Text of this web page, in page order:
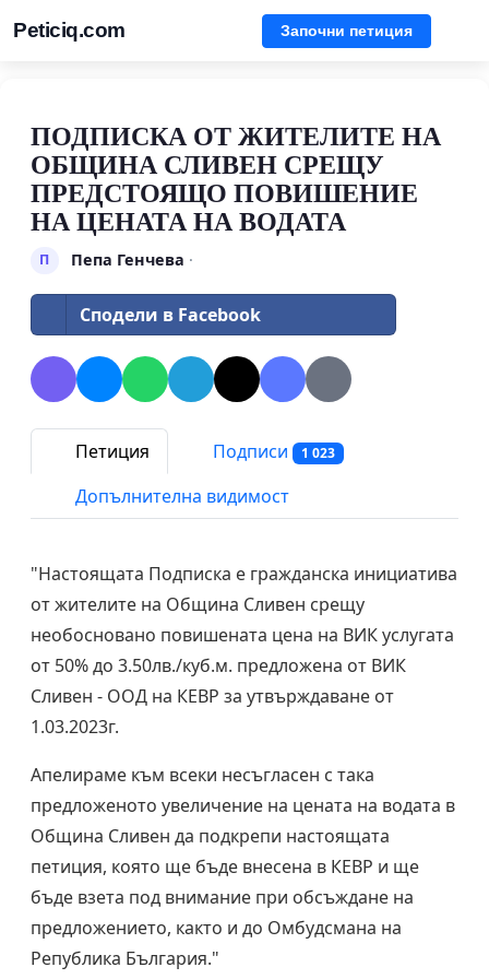
Peticiq.com Започни петиция
ПОДПИСКА ОТ ЖИТЕЛИТЕ НА
ОБЩИНА СЛИВЕН СРЕЩУ
ПРЕДСТОЯЩО ПОВИШЕНИЕ
НА ЦЕНАТА НА ВОДАТА
П Пепа Генчева ·
Сподели в Facebook
Петиция Подписи 1 023
Допълнителна видимост
"Настоящата Подписка е гражданска инициатива
от жителите на Община Сливен срещу
необосновано повишената цена на ВИК услугата
от 50% до 3.50лв./куб.м. предложена от ВИК
Сливен - ООД на КЕВР за утвърждаване от
1.03.2023г.
Апелираме към всеки несъгласен с така
предложеното увеличение на цената на водата в
Община Сливен да подкрепи настоящата
петиция, която ще бъде внесена в КЕВР и ще
бъде взета под внимание при обсъждане на
предложението, както и до Омбудсмана на
Република България."